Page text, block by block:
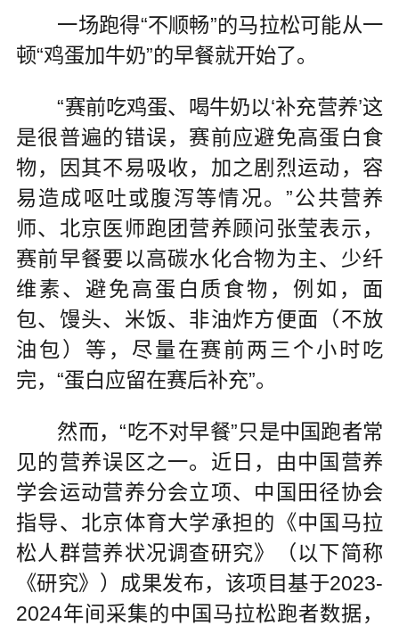
一场跑得“不顺畅”的马拉松可能从一
顿“鸡蛋加牛奶”的早餐就开始了。
“赛前吃鸡蛋、喝牛奶以‘补充营养’这
是很普遍的错误，赛前应避免高蛋白食
物，因其不易吸收，加之剧烈运动，容
易造成呕吐或腹泻等情况。”公共营养
师、北京医师跑团营养顾问张莹表示，
赛前早餐要以高碳水化合物为主、少纤
维素、避免高蛋白质食物，例如，面
包、馒头、米饭、非油炸方便面（不放
油包）等，尽量在赛前两三个小时吃
完，“蛋白应留在赛后补充”。
然而，“吃不对早餐”只是中国跑者常
见的营养误区之一。近日，由中国营养
学会运动营养分会立项、中国田径协会
指导、北京体育大学承担的《中国马拉
松人群营养状况调查研究》（以下简称
《研究》）成果发布，该项目基于2023-
2024年间采集的中国马拉松跑者数据，